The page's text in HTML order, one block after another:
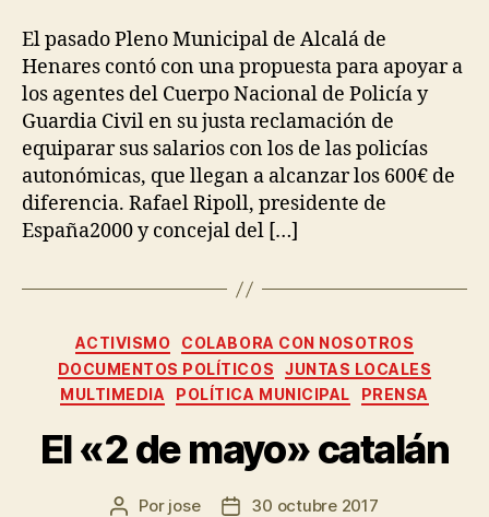
El pasado Pleno Municipal de Alcalá de
Henares contó con una propuesta para apoyar a
los agentes del Cuerpo Nacional de Policía y
Guardia Civil en su justa reclamación de
equiparar sus salarios con los de las policías
autonómicas, que llegan a alcanzar los 600€ de
diferencia. Rafael Ripoll, presidente de
España2000 y concejal del […]
ACTIVISMO
COLABORA CON NOSOTROS
DOCUMENTOS POLÍTICOS
JUNTAS LOCALES
MULTIMEDIA
POLÍTICA MUNICIPAL PRENSA
El «2 de mayo» catalán
Por jose 30 octubre 2017